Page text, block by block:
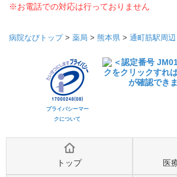
※お電話での対応は行っておりません
病院なびトップ> 薬局 > 熊本県 > 通町筋駅周辺
プライバシーマー
クについて
トップ 医